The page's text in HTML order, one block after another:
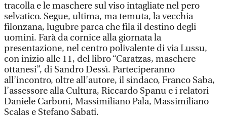
tracolla e le maschere sul viso intagliate nel pero
selvatico. Segue, ultima, ma temuta, la vecchia
filonzana, lugubre parca che fila il destino degli
uomini. Farà da cornice alla giornata la
presentazione, nel centro polivalente di via Lussu,
con inizio alle 11, del libro “Caratzas, maschere
ottanesi”, di Sandro Dessì. Parteciperanno
all’incontro, oltre all’autore, il sindaco, Franco Saba,
l’assessore alla Cultura, Riccardo Spanu e i relatori
Daniele Carboni, Massimiliano Pala, Massimiliano
Scalas e Stefano Sabati.